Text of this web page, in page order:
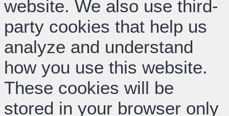
website. We also use third-
party cookies that help us
analyze and understand
how you use this website.
These cookies will be
stored in your browser only